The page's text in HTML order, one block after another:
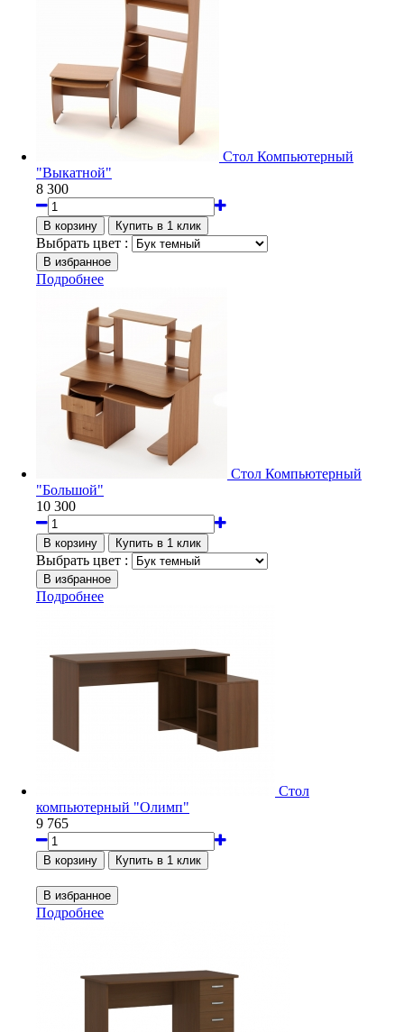
Стол Компьютерный
"Выкатной"
8 300
Выбрать цвет :
Подробнее
Стол Компьютерный
"Большой"
10 300
Выбрать цвет :
Подробнее
Стол
компьютерный "Олимп"
9 765
Подробнее